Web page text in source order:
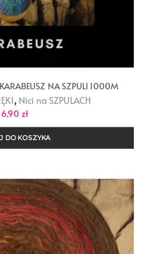
NA SZPULI 1000M
, Nici na SZPULACH
6,90 zł
DO KOSZYKA